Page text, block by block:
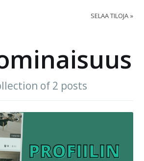
SELAA TILOJA
of 2 posts